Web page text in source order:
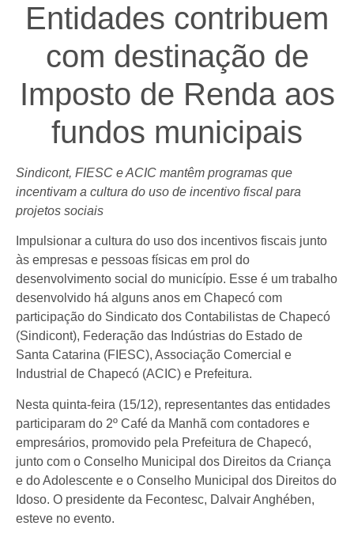
Entidades contribuem
com destinação de
Imposto de Renda aos
fundos municipais
Sindicont, FIESC e ACIC mantêm programas que
incentivam a cultura do uso de incentivo fiscal para
projetos sociais
Impulsionar a cultura do uso dos incentivos fiscais junto
às empresas e pessoas físicas em prol do
desenvolvimento social do município. Esse é um trabalho
desenvolvido há alguns anos em Chapecó com
participação do Sindicato dos Contabilistas de Chapecó
(Sindicont), Federação das Indústrias do Estado de
Santa Catarina (FIESC), Associação Comercial e
Industrial de Chapecó (ACIC) e Prefeitura.
Nesta quinta-feira (15/12), representantes das entidades
participaram do 2º Café da Manhã com contadores e
empresários, promovido pela Prefeitura de Chapecó,
junto com o Conselho Municipal dos Direitos da Criança
e do Adolescente e o Conselho Municipal dos Direitos do
Idoso. O presidente da Fecontesc, Dalvair Anghében,
esteve no evento.